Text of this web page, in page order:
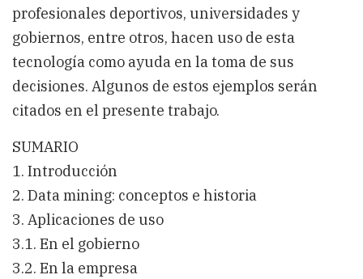
profesionales deportivos, universidades y
gobiernos, entre otros, hacen uso de esta
tecnología como ayuda en la toma de sus
decisiones. Algunos de estos ejemplos serán
citados en el presente trabajo.
SUMARIO
1. Introducción
2. Data mining: conceptos e historia
3. Aplicaciones de uso
3.1. En el gobierno
3.2. En la empresa